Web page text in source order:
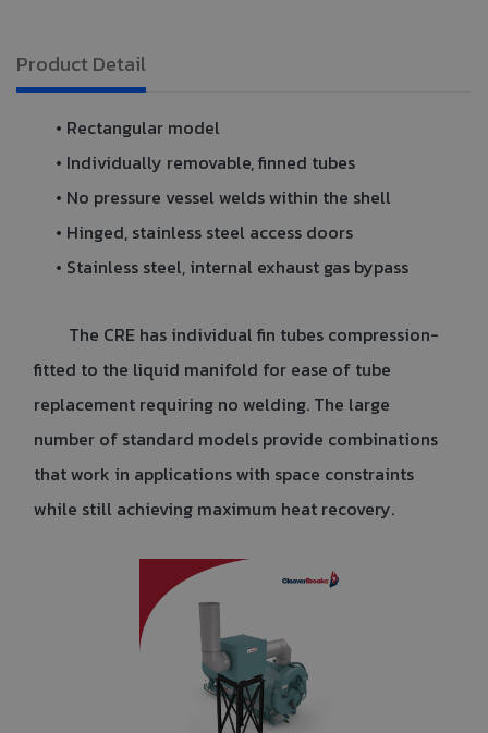
Product Detail
• Rectangular model
• Individually removable, finned tubes
• No pressure vessel welds within the shell
• Hinged, stainless steel access doors
• Stainless steel, internal exhaust gas bypass
The CRE has individual fin tubes compression-
fitted to the liquid manifold for ease of tube
replacement requiring no welding. The large
number of standard models provide combinations
that work in applications with space constraints
while still achieving maximum heat recovery.